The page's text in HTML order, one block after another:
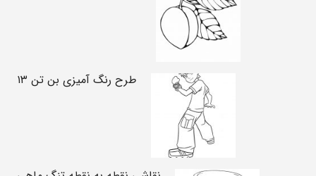
طرح رنگ آمیزی بن تن ۱۳